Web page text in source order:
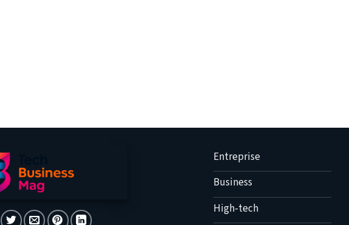
Entreprise
Business
High-tech